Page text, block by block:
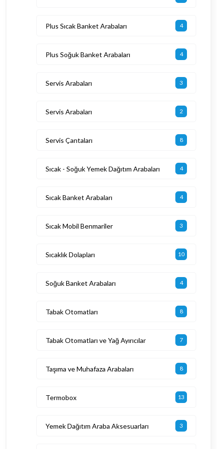
Plus Sıcak Banket Arabaları 4
Plus Soğuk Banket Arabaları 4
Servis Arabaları 3
Servis Arabaları 2
Servis Çantaları 8
Sıcak - Soğuk Yemek Dağıtım Arabaları 4
Sıcak Banket Arabaları 4
Sıcak Mobil Benmariler 3
Sıcaklık Dolapları 10
Soğuk Banket Arabaları 4
Tabak Otomatları 8
Tabak Otomatları ve Yağ Ayırıcılar 7
Taşıma ve Muhafaza Arabaları 8
Termobox 13
Yemek Dağıtım Araba Aksesuarları 3